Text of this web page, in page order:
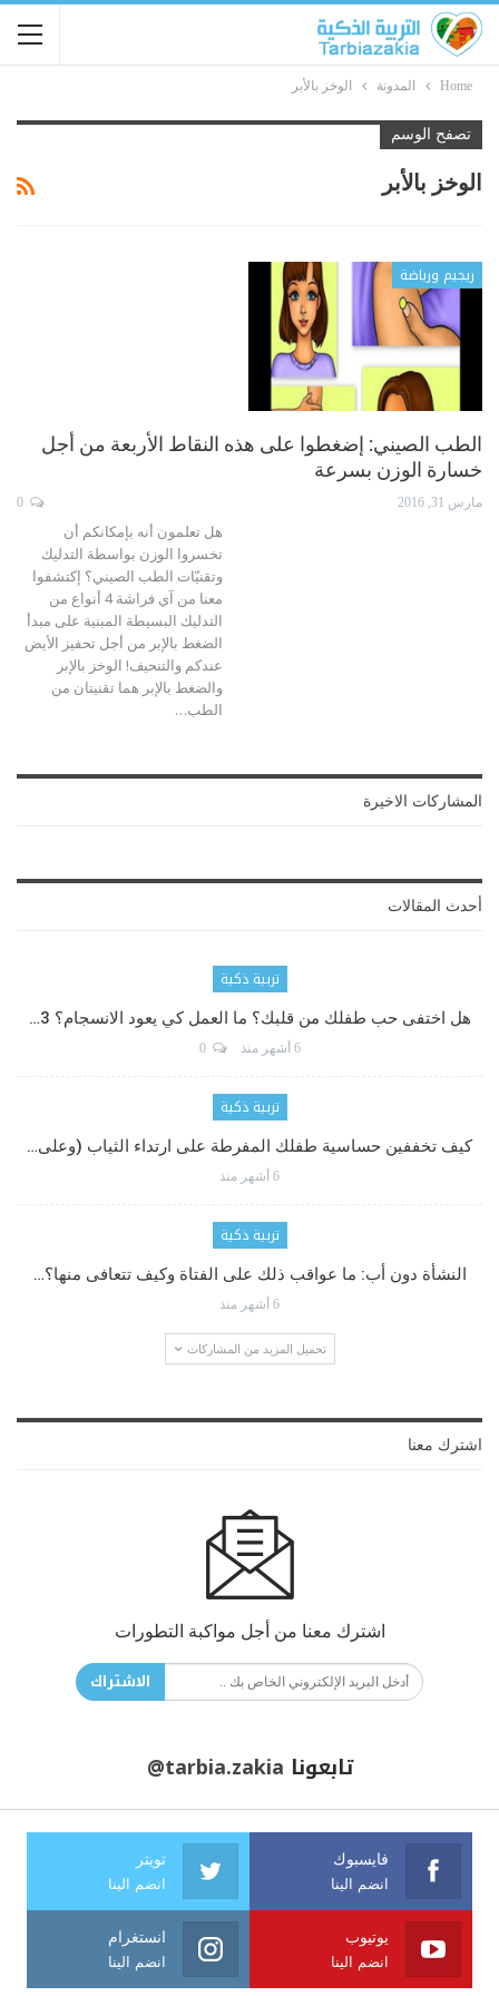
Home المدونة الوخز بالأبر
تصفح الوسم
الوخز بالأبر
ريجيم ورياضة
الطب الصيني: إضغطوا على هذه النقاط الأربعة من أجل
خسارة الوزن بسرعة
مارس 31, 2016
هل تعلمون أنه بإمكانكم أن
تخسروا الوزن بواسطة التدليك
وتقنيّات الطب الصيني؟ إكتشفوا
معنا من آي فراشة 4 أنواع من
التدليك البسيطة المبنية على مبدأ
الضغط بالإبر من أجل تحفيز الأيض
عندكم والتنحيف! الوخز بالإبر
والضغط بالإبر هما تقنيتان من
الطب…
المشاركات الاخيرة
أحدث المقالات
تربية ذكية
هل اختفى حب طفلك من قلبك؟ ما العمل كي يعود الانسجام؟ 3…
6 أشهر منذ 0
تربية ذكية
كيف تخففين حساسية طفلك المفرطة على ارتداء الثياب (وعلى…
6 أشهر منذ
تربية ذكية
النشأة دون أب: ما عواقب ذلك على الفتاة وكيف تتعافى منها؟…
6 أشهر منذ
تحميل المزيد من المشاركات
اشترك معنا
اشترك معنا من أجل مواكبة التطورات
الاشتراك
تابعونا @tarbia.zakia
فايسبوك
انضم الينا
تويتر
انضم الينا
يوتيوب
انضم الينا
انستغرام
انضم الينا